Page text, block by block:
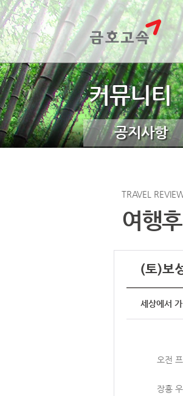
커뮤니티
공지사항
TRAVEL
여행후
(토)보
세상에서
오전 프
장흥 우